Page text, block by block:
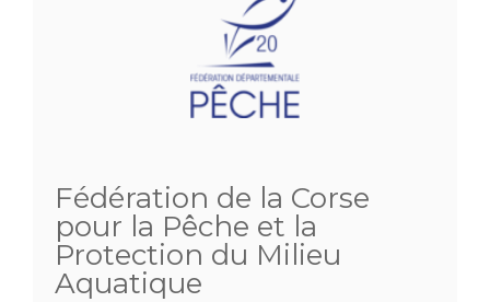
Fédération de la Corse
pour la Pêche et la
Protection du Milieu
Aquatique